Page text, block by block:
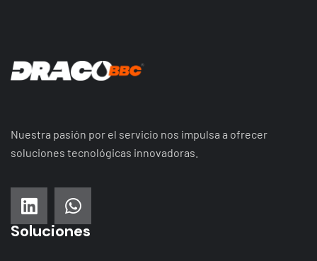
Nuestra pasión por el servicio nos impulsa a ofrecer
soluciones tecnológicas innovadoras.
Soluciones